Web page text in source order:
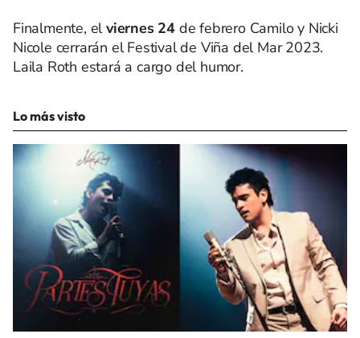
Finalmente, elviernes 24 de febrero Camilo y Nicki
Nicole cerrarán el Festival de Viña del Mar 2023.
Laila Roth estará a cargo del humor.
Lo más visto